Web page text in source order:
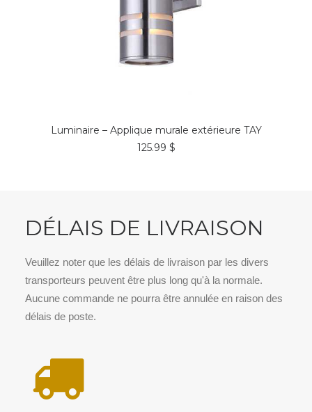
COMMANDER*
Luminaire – Applique murale extérieure TAY
125.99 $
DÉLAIS DE LIVRAISON
Veuillez noter que les délais de livraison par les divers
transporteurs peuvent être plus long qu'à la normale.
Aucune commande ne pourra être annulée en raison des
délais de poste.